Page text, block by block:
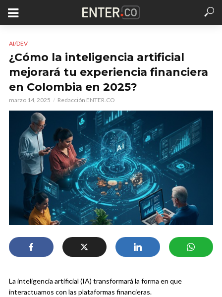
AI/DEV
¿Cómo la inteligencia artificial
mejorará tu experiencia financiera
en Colombia en 2025?
marzo 14, 2025 Redacción ENTER.CO
La inteligencia artificial (IA) transformará la forma en que
interactuamos con las plataformas financieras.